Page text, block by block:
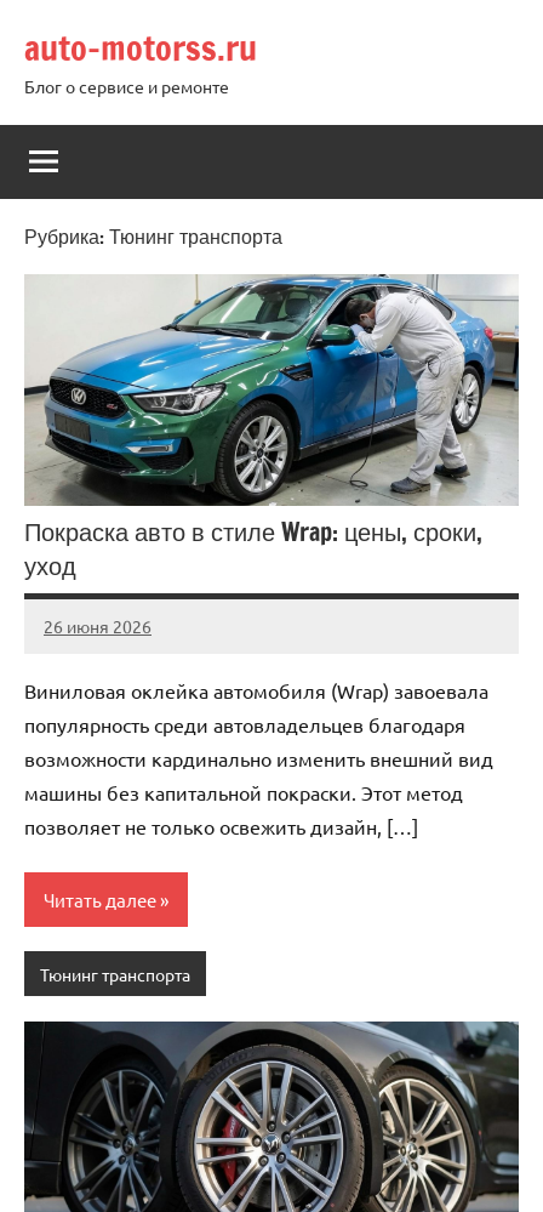
содержимому
auto-motorss.ru
Блог о сервисе и ремонте
Рубрика:Тюнинг транспорта
Покраска авто в стиле Wrap: цены, сроки,
уход
26 июня 2026
auto_motorss
Нет
Виниловая оклейка автомобиля (Wrap) завоевала
популярность среди автовладельцев благодаря
возможности кардинально изменить внешний вид
машины без капитальной покраски. Этот метод
позволяет не только освежить дизайн, […]
Читать далее
Тюнинг транспорта